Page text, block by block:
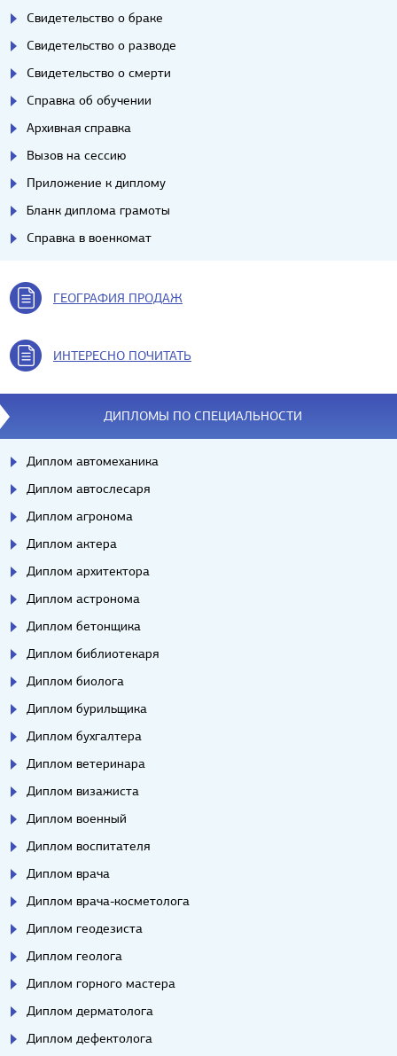
Свидетельство о браке
Свидетельство о разводе
Свидетельство о смерти
Справка об обучении
Архивная справка
Вызов на сессию
Приложение к диплому
Бланк диплома грамоты
Справка в военкомат
ГЕОГРАФИЯ ПРОДАЖ
ИНТЕРЕСНО ПОЧИТАТЬ
ДИПЛОМЫ ПО СПЕЦИАЛЬНОСТИ
Диплом автомеханика
Диплом автослесаря
Диплом агронома
Диплом актера
Диплом архитектора
Диплом астронома
Диплом бетонщика
Диплом библиотекаря
Диплом биолога
Диплом бурильщика
Диплом бухгалтера
Диплом ветеринара
Диплом визажиста
Диплом военный
Диплом воспитателя
Диплом врача
Диплом врача-косметолога
Диплом геодезиста
Диплом геолога
Диплом горного мастера
Диплом дерматолога
Диплом дефектолога